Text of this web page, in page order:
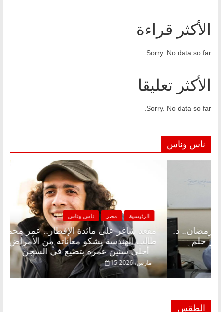
الأكثر قراءة
Sorry. No data so far.
الأكثر تعليقا
Sorry. No data so far.
ناس وناس
الرئيسية
مقعد شاغر
طالب
أحلى سنين عمره بتضيع في السجن
15 مارس، 2026
ناس وناس
على الإفطار وبلكونة بلا زينة رمضان.. د.
فاروق خبير اقتصادي في انتظار حلم
الطقس